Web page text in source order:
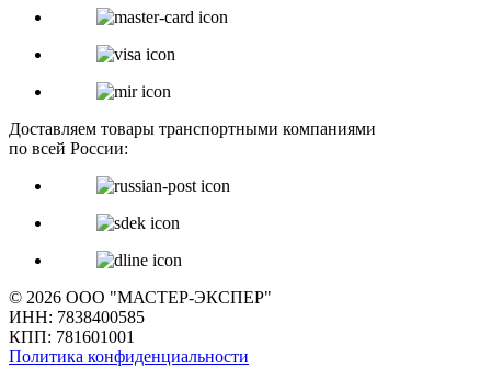
Доставляем товары транспортными компаниями
по всей России:
© 2026 ООО "МАСТЕР-ЭКСПЕР"
ИНН: 7838400585
КПП: 781601001
Политика конфиденциальности